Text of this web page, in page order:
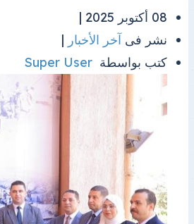
08 أكتوبر 2025 |
نشر فى آخر الأخبار |
كتب بواسطة Super User